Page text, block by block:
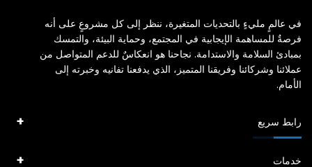
في عالمٍ مليءٍ بالتحديات المتغيرة، ننظر إلى كل مشروعٍ على أنه
فرصةٌ للمساهمة الإيجابية في المجتمع، وحماية البيئة، والتمسك
بمبادئ السلامة والاستدامة. نجاحنا هو انعكاسٌ للدعم المتواصل من
عملائنا وشركائنا وفريقنا المتميز، الذي يدفعنا تفانيه وخبرته إلى
الأمام.
رابط سريع
خدمات